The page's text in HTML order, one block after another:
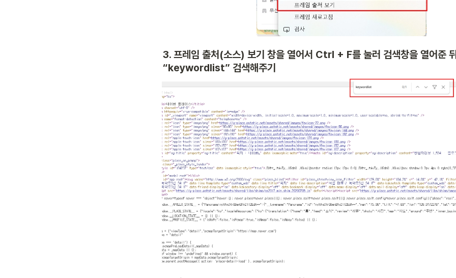
3. 프레임 출처(소스) 보기 창을 열어서 Ctrl + F를 눌러 검색창을 열어준 뒤
“keywordlist” 검색해주기